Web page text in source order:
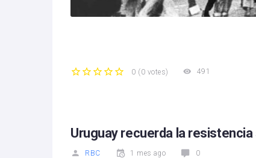
0 (0 votes) 491
Uruguay recuerda la
RBC 1 mes ago 0